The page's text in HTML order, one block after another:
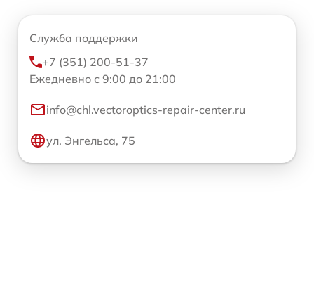
Служба поддержки
+7 (351) 200-51-37
Ежедневно с 9:00 до 21:00
info@chl.vectoroptics-repair-center.ru
ул. Энгельса, 75